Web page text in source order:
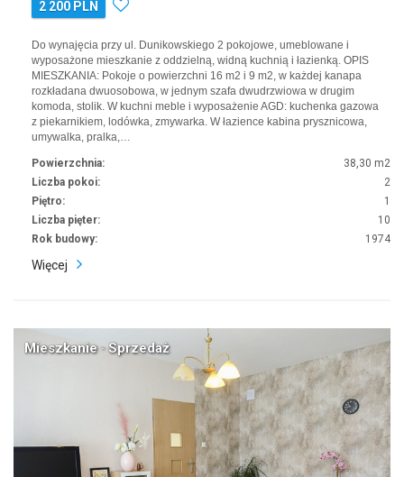
2 200 PLN
Do wynajęcia przy ul. Dunikowskiego 2 pokojowe, umeblowane i
wyposażone mieszkanie z oddzielną, widną kuchnią i łazienką. OPIS
MIESZKANIA: Pokoje o powierzchni 16 m2 i 9 m2, w każdej kanapa
rozkładana dwuosobowa, w jednym szafa dwudrzwiowa w drugim
komoda, stolik. W kuchni meble i wyposażenie AGD: kuchenka gazowa
z piekarnikiem, lodówka, zmywarka. W łazience kabina prysznicowa,
umywalka, pralka,…
Powierzchnia:
38,30 m2
Liczba pokoi:
2
Piętro:
1
Liczba pięter:
10
Rok budowy:
1974
Więcej
Mieszkanie · Sprzedaż